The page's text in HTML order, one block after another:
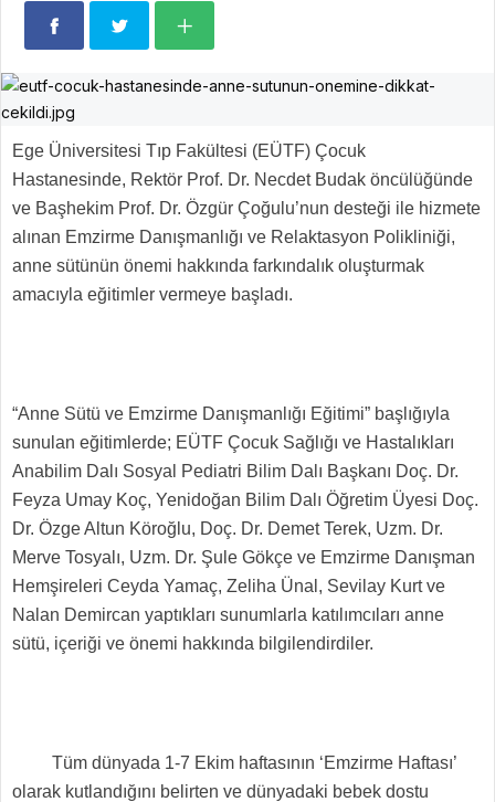
Ege Üniversitesi Tıp Fakültesi (EÜTF) Çocuk
Hastanesinde, Rektör Prof. Dr. Necdet Budak öncülüğünde
ve Başhekim Prof. Dr. Özgür Çoğulu’nun desteği ile hizmete
alınan Emzirme Danışmanlığı ve Relaktasyon Polikliniği,
anne sütünün önemi hakkında farkındalık oluşturmak
amacıyla eğitimler vermeye başladı.
“Anne Sütü ve Emzirme Danışmanlığı Eğitimi” başlığıyla
sunulan eğitimlerde; EÜTF Çocuk Sağlığı ve Hastalıkları
Anabilim Dalı Sosyal Pediatri Bilim Dalı Başkanı Doç. Dr.
Feyza Umay Koç, Yenidoğan Bilim Dalı Öğretim Üyesi Doç.
Dr. Özge Altun Köroğlu, Doç. Dr. Demet Terek, Uzm. Dr.
Merve Tosyalı, Uzm. Dr. Şule Gökçe ve Emzirme Danışman
Hemşireleri Ceyda Yamaç, Zeliha Ünal, Sevilay Kurt ve
Nalan Demircan yaptıkları sunumlarla katılımcıları anne
sütü, içeriği ve önemi hakkında bilgilendirdiler.
Tüm dünyada 1-7 Ekim haftasının ‘Emzirme Haftası’
olarak kutlandığını belirten ve dünyadaki bebek dostu